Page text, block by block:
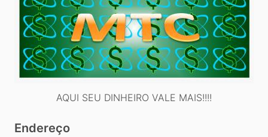
AQUI SEU DINHEIRO VALE MAIS!!!!
Endereço